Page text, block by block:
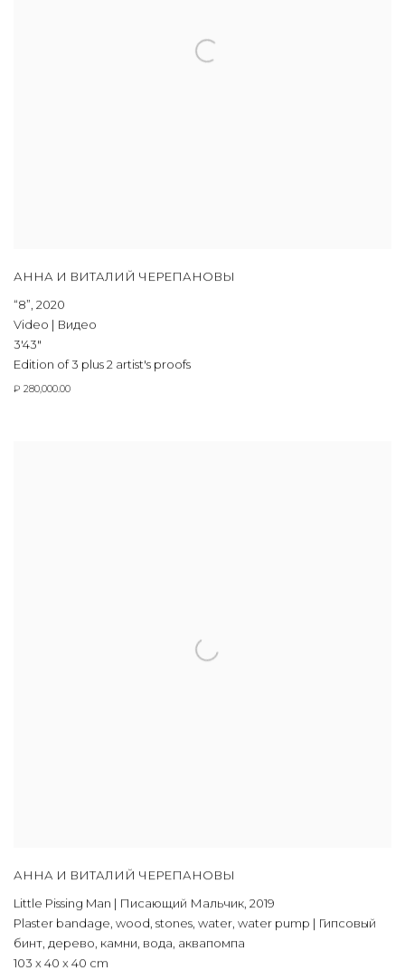
АННА И ВИТАЛИЙ ЧЕРЕПАНОВЫ
“8”, 2020
Video | Видео
3'43"
Edition of 3 plus 2 artist's proofs
₽ 280,000.00
АННА И ВИТАЛИЙ ЧЕРЕПАНОВЫ
Little Pissing Man | Писающий Мальчик, 2019
Plaster bandage, wood, stones, water, water pump | Гипсовый
бинт, дерево, камни, вода, аквапомпа
103 x 40 x 40 cm